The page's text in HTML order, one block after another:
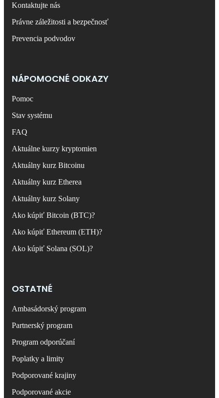
Kontaktujte nás
Právne záležitosti a bezpečnosť
Prevencia podvodov
NÁPOMOCNÉ ODKAZY
Pomoc
Stav systému
FAQ
Aktuálne kurzy kryptomien
Aktuálny kurz Bitcoinu
Aktuálny kurz Etherea
Aktuálny kurz Solany
Ako kúpiť Bitcoin (BTC)?
Ako kúpiť Ethereum (ETH)?
Ako kúpiť Solana (SOL)?
OSTATNÉ
Ambasádorský program
Partnerský program
Program odporúčaní
Poplatky a limity
Podporované krajiny
Podporované akcie